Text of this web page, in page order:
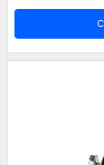
realizado
Informações
sejam fabricadas